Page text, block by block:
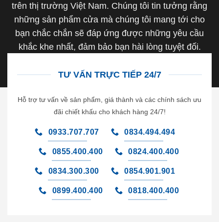
trên thị trường Việt Nam. Chúng tôi tin tưởng rằng
những sản phẩm cửa mà chúng tôi mang tới cho
bạn chắc chắn sẽ đáp ứng được những yêu cầu
khắc khe nhất, đảm bảo bạn hài lòng tuyệt đối.
TƯ VẤN TRỰC TIẾP 24/7
Hỗ trợ tư vấn về sản phẩm, giá thành và các chính sách ưu
đãi chiết khấu cho khách hàng 24/7!
0933.707.707 0834.494.494
0855.400.400 0824.400.400
0834.300.300 0854.901.901
0899.400.400 0818.400.400